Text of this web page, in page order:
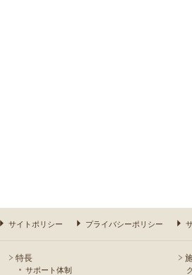
サイトポリシー プライバシーポリシー
特長
サポート体制